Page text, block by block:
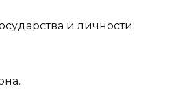
и личности;